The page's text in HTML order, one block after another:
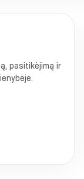
pasitikėjimą ir